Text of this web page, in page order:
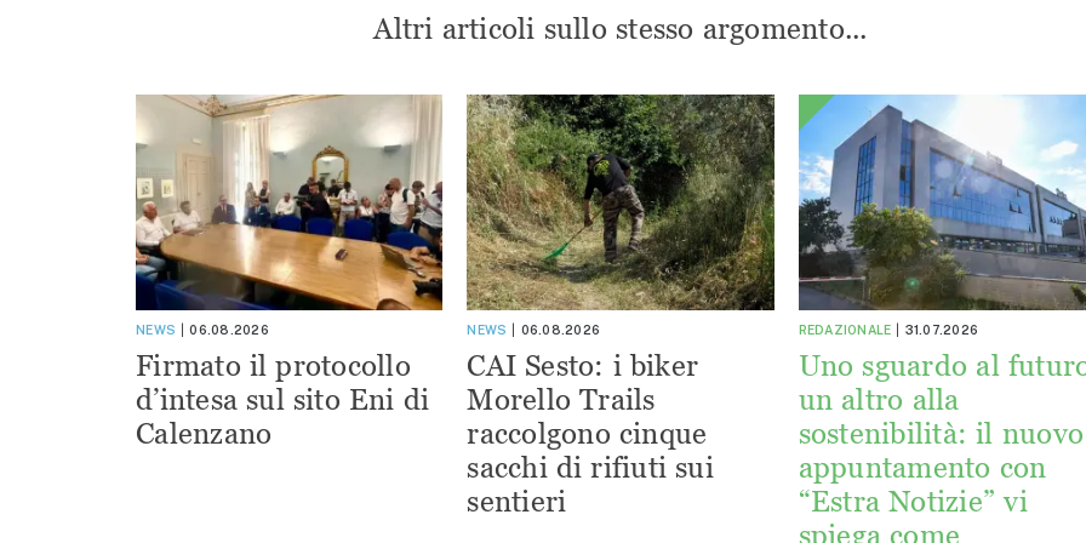
Altri articoli sullo stesso argomento...
NEWS 06.08.2026
Firmato il protocollo
d’intesa sul sito Eni di
Calenzano
NEWS 06.08.2026
CAI Sesto: i biker
Morello Trails
raccolgono cinque
sacchi di rifiuti sui
sentieri
REDAZIONALE 31.07.2026
Uno sguardo al
un altro alla
sostenibilità: il nuovo
appuntamento con
“Estra Notizie” vi
spiega come